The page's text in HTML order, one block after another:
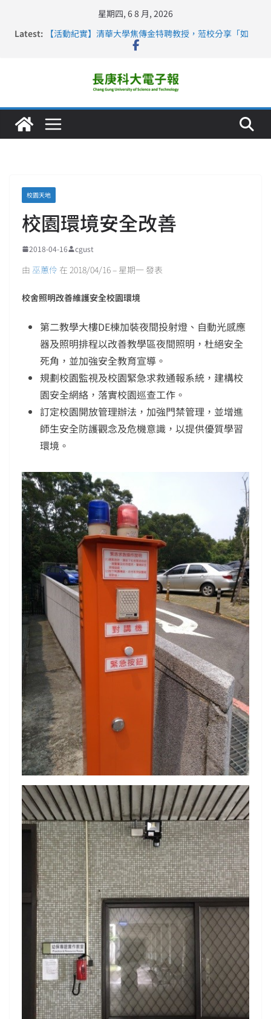
星期四, 6 8 月, 2026
Latest:
【活動紀實】清華大學焦傳金特聘教授，蒞校分享「如
長庚科大連四年穩居《遠見》醫學大學第5名 辦學實力再
深化永續醫療 長庚科大攜菲、印頂尖大學跨國合作
長庚科大護理系勇奪2026羅馬尼亞歐洲盃國際發明展雙
金牌暨雙特別獎 AI智慧照護與護理教育創新獲國際肯定
校園天地
校園環境安全改善
2018-04-16 cgust
由 巫蕙伶 在 2018/04/16 – 星期一 發表
校舍照明改善維護安全校園環境
第二教學大樓DE棟加裝夜間投射燈、自動光感應
器及照明排程以改善教學區夜間照明，杜絕安全
死角，並加強安全教育宣導。
規劃校園監視及校園緊急求救通報系統，建構校
園安全網絡，落實校園巡查工作。
訂定校園開放管理辦法，加強門禁管理，並增進
師生安全防護觀念及危機意識，以提供優質學習
環境。